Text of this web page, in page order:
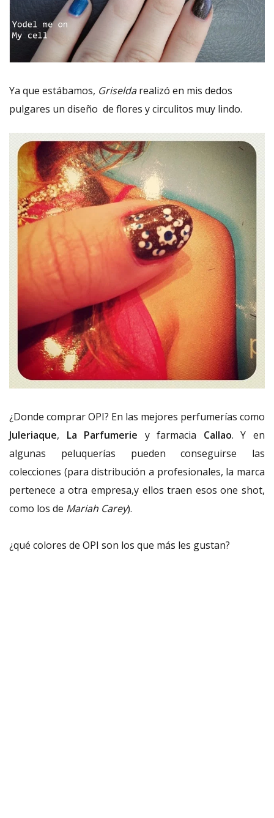
Ya que estábamos, Griseldarealizó en mis dedos
pulgares un diseño de flores y circulitos muy lindo.
¿Donde comprar OPI? En las mejores perfumerías como
Juleriaque, La Parfumerie y farmacia Callao. Y en
algunas peluquerías pueden conseguirse las
colecciones (para distribución a profesionales, la marca
pertenece a otra empresa,y ellos traen esos one shot,
como los de Mariah Carey).
¿qué colores de OPI son los que más les gustan?